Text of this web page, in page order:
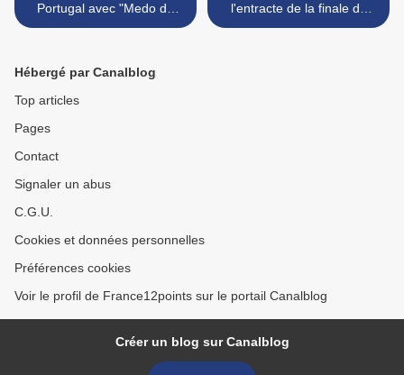
Portugal avec "Medo de
sentir"
l'entracte de la finale de
l'Eurovision >
Hébergé par Canalblog
Top articles
Pages
Contact
Signaler un abus
C.G.U.
Cookies et données personnelles
Préférences cookies
Voir le profil de France12points sur le portail Canalblog
Créer un blog sur Canalblog